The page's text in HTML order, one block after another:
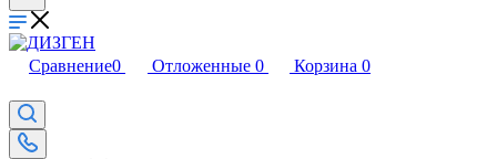
Сравнение0 Отложенные 0 Корзина 0